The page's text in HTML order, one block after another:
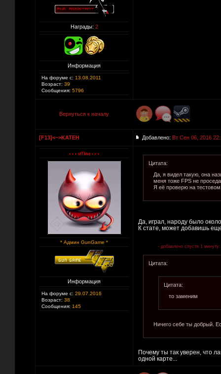
Награды: 2
Информация
На форуме с: 13.08.2011
Возраст: 39
Сообщения: 5796
Вернуться к началу
[F13]<~>KATEH Добавлено: Вт Сен 06, 2016
* Админ GunGame *
Информация
На форуме с: 29.07.2016
Возраст: 38
Сообщения: 145
Цитата:
Да, я видел такую, она
меня тоже FPS не
Я её проверю на
Да, играл, народу было
К стате, может добавишь
- добавлено спустя 1 минуту:
Цитата:
Цитата:
то заменим
Ничего себе ты добрый.
Почему ты так уверен, что
одной карте...